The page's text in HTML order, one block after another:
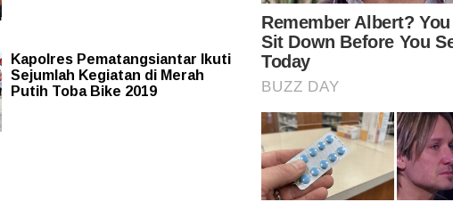
Kapolres Pematangsiantar Ikuti
Sejumlah Kegiatan di Merah
Putih Toba Bike 2019